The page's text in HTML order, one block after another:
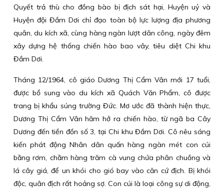
Quyết trả thù cho đồng bào bị địch sát hại, Huyện uỷ và
Huyện đội Đầm Dơi chỉ đạo toàn bộ lực lượng địa phương
quân, du kích xã, cùng hàng ngàn lượt dân công, ngày đêm
xây dựng hệ thống chiến hào bao vây, tiêu diệt Chi khu
Đầm Dơi.
Tháng 12/1964, cô giáo Dương Thị Cẩm Vân mới 17 tuổi,
được bổ sung vào du kích xã Quách Văn Phẩm, cô được
trang bị khẩu súng trường Đức. Mơ ước đã thành hiện thực,
Dương Thị Cẩm Vân hăm hở ra chiến hào, từ ngã ba Cây
Dương đến tiền đồn số 3, tại Chi khu Đầm Dơi. Cô nêu sáng
kiến phát động Nhân dân quấn hàng ngàn mét con cúi
bằng rơm, chằm hàng trăm cà vung chứa phân chuồng và
lá cây giá, để un khói cho gió bay vào căn cứ địch. Bị khói
độc, quân địch rất hoảng sợ. Con cúi là loại công sự di động,